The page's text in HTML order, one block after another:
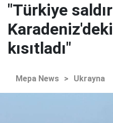
"Türkiye
kısıtladı"
Mepa News > Ukrayna